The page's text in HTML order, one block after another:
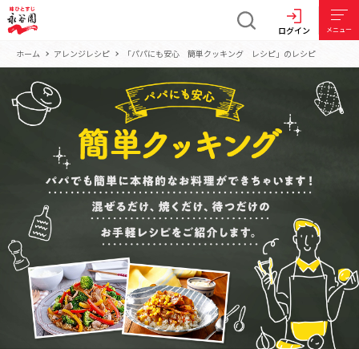
ログイン メニュー
ホーム アレンジレシピ 「パパにも安心 簡単クッキング レシピ」のレシピ